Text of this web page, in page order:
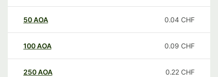
50AOA 0.04 CHF
100AOA 0.09 CHF
250AOA 0.22 CHF